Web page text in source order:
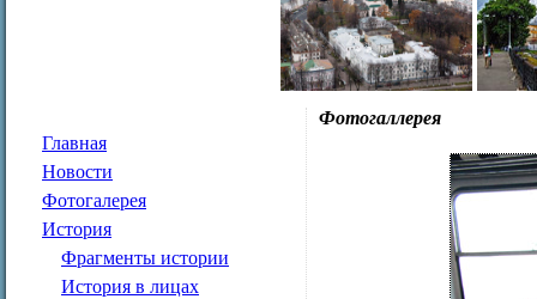
Главная
Новости
Фотогалерея
История
Фрагменты истории
История в лицах
Фотогаллерея